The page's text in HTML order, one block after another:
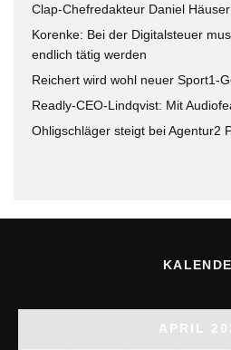
Clap-Chefredakteur Daniel
Korenke: Bei der Digitalsteuer
endlich tätig werden
Reichert wird wohl neuer Sport1-
Readly-CEO-Lindqvist: Mit
Ohligschläger steigt bei Agentur2
APRIL